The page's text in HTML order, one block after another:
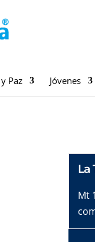
Paz Jóvenes
La
Mt